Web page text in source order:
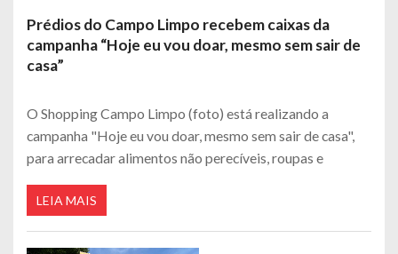
Prédios do Campo Limpo recebem caixas da
campanha “Hoje eu vou doar, mesmo sem sair de
casa”
O Shopping Campo Limpo (foto) está realizando a
campanha "Hoje eu vou doar, mesmo sem sair de casa",
para arrecadar alimentos não perecíveis, roupas e
LEIA MAIS